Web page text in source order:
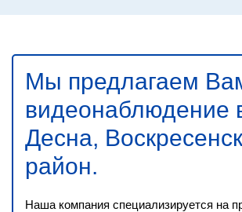
Мы предлагаем
видеонаблюдение
Десна,
район.
Наша компания специализируется на